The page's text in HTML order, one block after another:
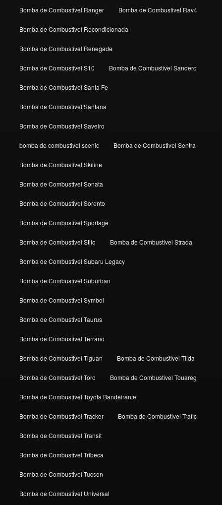
Bomba de Combustivel Ranger Bomba de Combustivel Rav4
Bomba de Combustivel Recondicionada
Bomba de Combustivel Renegade
Bomba de Combustivel S10 Bomba de Combustivel Sandero
Bomba de Combustivel Santa Fe
Bomba de Combustivel Santana
Bomba de Combustivel Saveiro
bomba de combustivel scenic Bomba de Combustivel Sentra
Bomba de Combustivel Skiline
Bomba de Combustivel Sonata
Bomba de Combustivel Sorento
Bomba de Combustivel Sportage
Bomba de Combustivel Stilo Bomba de Combustivel Strada
Bomba de Combustivel Subaru Legacy
Bomba de Combustivel Suburban
Bomba de Combustivel Symbol
Bomba de Combustivel Taurus
Bomba de Combustivel Terrano
Bomba de Combustivel Tiguan Bomba de Combustivel Tiida
Bomba de Combustivel Toro Bomba de Combustivel Touareg
Bomba de Combustivel Toyota Bandeirante
Bomba de Combustivel Tracker Bomba de Combustivel Trafic
Bomba de Combustivel Transit
Bomba de Combustivel Tribeca
Bomba de Combustivel Tucson
Bomba de Combustivel Universal